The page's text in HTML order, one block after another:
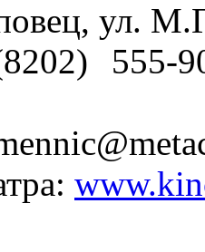
ул.
555-